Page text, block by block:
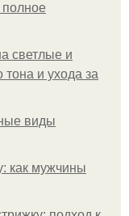
полное
светлые и
и ухода за
виды
как мужчины